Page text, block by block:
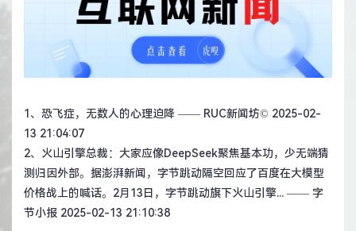
1、 恐飞症，无数人的心理迫降 —— RUC新闻坊© 2025-02-
13 21:04:07
2、 火山引擎总裁：大家应像DeepSeek聚焦基本功，少无端猜
测归因外部。据澎湃新闻，字节跳动隔空回应了百度在大模型
价格战上的喊话。2月13日，字节跳动旗下火山引擎... —— 字
节小报 2025-02-13 21:10:38